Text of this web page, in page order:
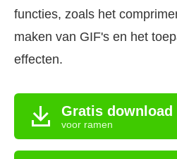
functies, zoals het
maken van GIF's en het
effecten.
Gratis download
voor ramen